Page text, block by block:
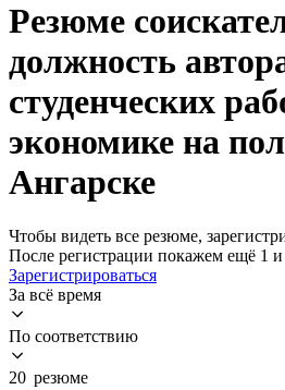
Резюме
должность
студенческих
экономике на
Ангарске
Чтобы видеть все резюме,
После регистрации покажем ещё 1
Зарегистрироваться
За всё время
По соответствию
20 резюме